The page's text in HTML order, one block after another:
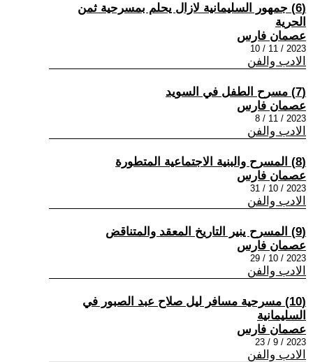
(6) جمهور السليمانية لازال يحلم بمسرحية ثمن
الحرية
عصمان فارس
2023 / 11 / 10
الادب والفن
(7) مسرح الطفل في السويد
عصمان فارس
2023 / 11 / 8
الادب والفن
(8) المسرح والبنية الاجتماعية المتطورة
عصمان فارس
2023 / 10 / 31
الادب والفن
(9) المسرح ينير التاريخ المعقد والمتناقض
عصمان فارس
2023 / 10 / 29
الادب والفن
(10) مسرحية مسافر ليل صلاح عبد الصبور في
السليمانية
عصمان فارس
2023 / 9 / 23
الادب والفن